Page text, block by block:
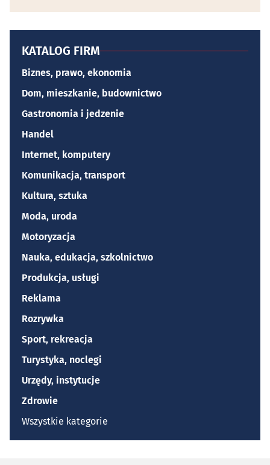
KATALOG FIRM
Biznes, prawo, ekonomia
Dom, mieszkanie, budownictwo
Gastronomia i jedzenie
Handel
Internet, komputery
Komunikacja, transport
Kultura, sztuka
Moda, uroda
Motoryzacja
Nauka, edukacja, szkolnictwo
Produkcja, usługi
Reklama
Rozrywka
Sport, rekreacja
Turystyka, noclegi
Urzędy, instytucje
Zdrowie
Wszystkie kategorie